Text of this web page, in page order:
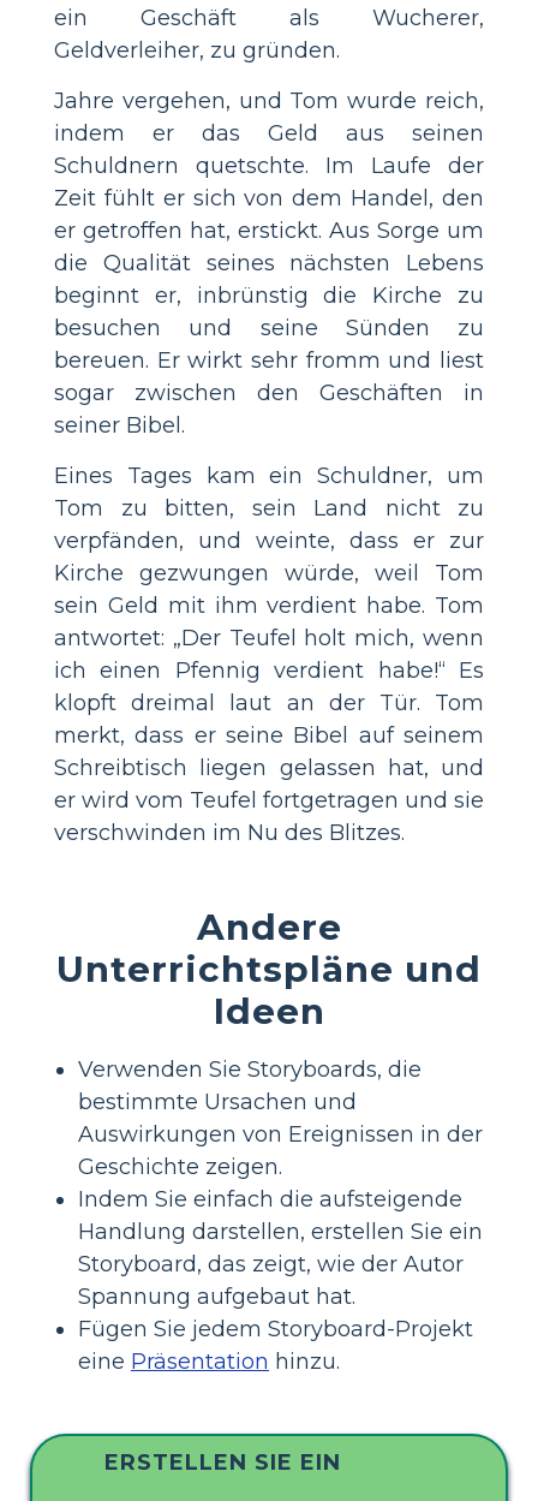
ein Geschäft als Wucherer,
Geldverleiher, zu gründen.
Jahre vergehen, und Tom wurde reich,
indem er das Geld aus seinen
Schuldnern quetschte. Im Laufe der
Zeit fühlt er sich von dem Handel, den
er getroffen hat, erstickt. Aus Sorge um
die Qualität seines nächsten Lebens
beginnt er, inbrünstig die Kirche zu
besuchen und seine Sünden zu
bereuen. Er wirkt sehr fromm und liest
sogar zwischen den Geschäften in
seiner Bibel.
Eines Tages kam ein Schuldner, um
Tom zu bitten, sein Land nicht zu
verpfänden, und weinte, dass er zur
Kirche gezwungen würde, weil Tom
sein Geld mit ihm verdient habe. Tom
antwortet: „Der Teufel holt mich, wenn
ich einen Pfennig verdient habe!“ Es
klopft dreimal laut an der Tür. Tom
merkt, dass er seine Bibel auf seinem
Schreibtisch liegen gelassen hat, und
er wird vom Teufel fortgetragen und sie
verschwinden im Nu des Blitzes.
Andere
Unterrichtspläne und
Ideen
Verwenden Sie Storyboards, die
bestimmte Ursachen und
Auswirkungen von Ereignissen in der
Geschichte zeigen.
Indem Sie einfach die aufsteigende
Handlung darstellen, erstellen Sie ein
Storyboard, das zeigt, wie der Autor
Spannung aufgebaut hat.
Fügen Sie jedem Storyboard-Projekt
eine Präsentation hinzu.
ERSTELLEN SIE EIN